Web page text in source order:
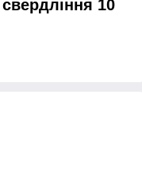
10